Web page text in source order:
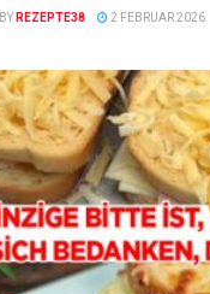
BY REZEPTE38 2 FEBRUAR 2026